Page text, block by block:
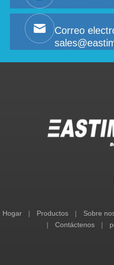
Correo
Hogar | Productos | Sobre
|
Contáctenos |